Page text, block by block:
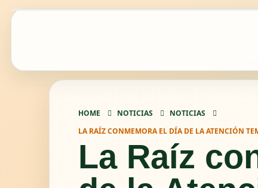
HOME NOTICIAS
NOTICIAS
LA RAÍZ CONMEMORA EL DÍA DE LA ATENCIÓN
La Raíz